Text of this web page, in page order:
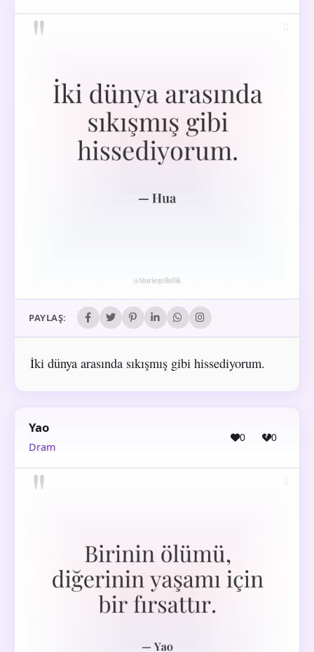
PAYLAŞ:
İki dünya arasında sıkışmış gibi hissediyorum.
Yao
Dram
0 0